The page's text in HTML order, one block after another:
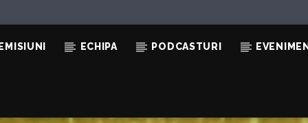
EMISIUNI ECHIPA PODCASTURI